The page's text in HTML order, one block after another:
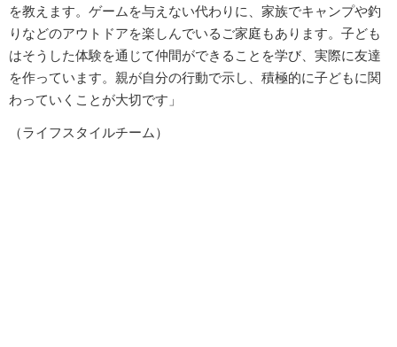
を教えます。ゲームを与えない代わりに、家族でキャンプや釣
りなどのアウトドアを楽しんでいるご家庭もあります。子ども
はそうした体験を通じて仲間ができることを学び、実際に友達
を作っています。親が自分の行動で示し、積極的に子どもに関
わっていくことが大切です」
（ライフスタイルチーム）